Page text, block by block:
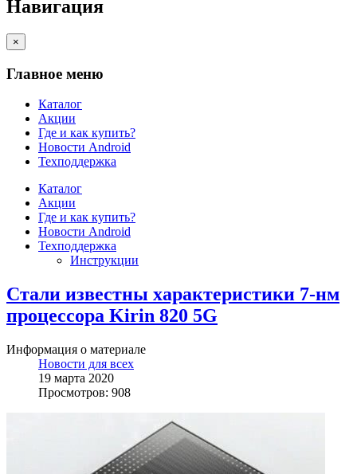
Навигация
×
Главное меню
Каталог
Акции
Где и как купить?
Новости Android
Техподдержка
Каталог
Акции
Где и как купить?
Новости Android
Техподдержка
Инструкции
Стали известны характеристики 7-нм
процессора Kirin 820 5G
Информация о материале
Новости для всех
19 марта 2020
Просмотров: 908